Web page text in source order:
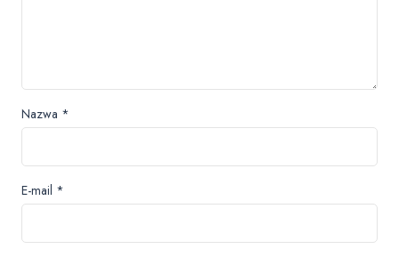
Nazwa *
E-mail *